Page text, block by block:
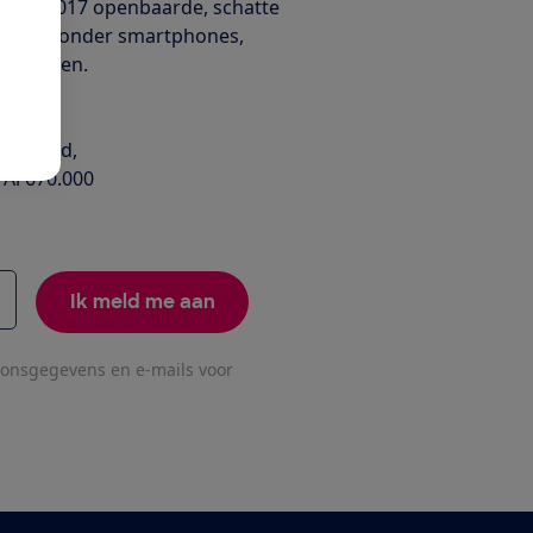
in 2017 openbaarde, schatte
waaronder smartphones,
je geld,
670.000
Ik meld me aan
en e-mails voor